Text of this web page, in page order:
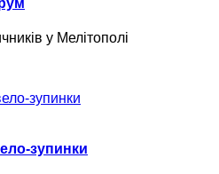
у Мелітополі
зупинки